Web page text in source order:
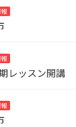
報
報
レッスン開講
報